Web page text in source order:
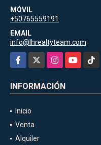
MÓVIL
+50765559191
EMAIL
info@lhrealtyteam.com
Facebook
InstagramYouTubeTikTok
INFORMACIÓN
Inicio
Venta
Alquiler